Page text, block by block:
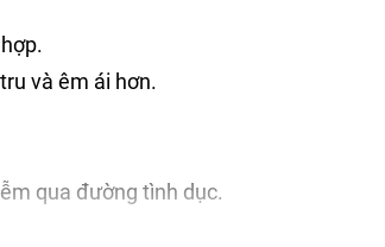
và êm ái hơn.
qua đường tình dục.